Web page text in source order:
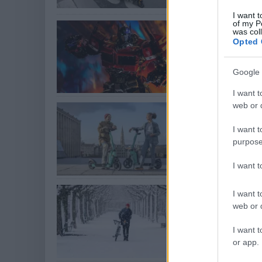
I want
of my
was
Opted
Google
I want
web or
I want
I want
I want
web or
I want
or app.
meg a
zoldpalya.hu|
Elítélhető módon
Ennyi volt
Párizsban már
Ezekre a
vagy